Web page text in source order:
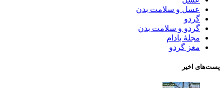
عسل و سلامت بدن
گردو
گردو و سلامت بدن
مجلۀ بادام
مغز گردو
پست‌های اخیر